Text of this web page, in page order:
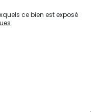
ce bien est exposé